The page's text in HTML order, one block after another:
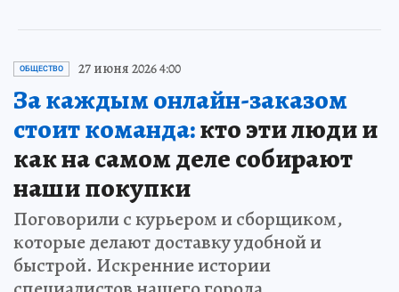
ОБЩЕСТВО 27 июня 2026 4:00
За каждым онлайн-заказом
стоит команда:кто эти люди и
как на самом деле собирают
наши покупки
Поговорили с курьером и сборщиком,
которые делают доставку удобной и
быстрой. Искренние истории